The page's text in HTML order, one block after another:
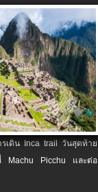
เดิน Inca trail วันสุดท้าย
Machu Picchu และต่อ